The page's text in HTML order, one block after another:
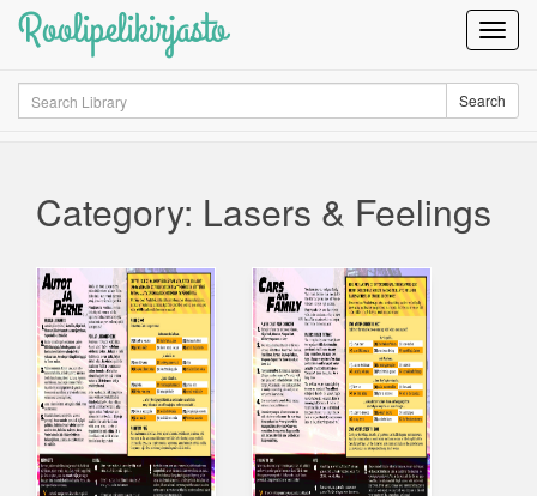
Roolipelikirjasto
Search Search
Category: Lasers & Feelings